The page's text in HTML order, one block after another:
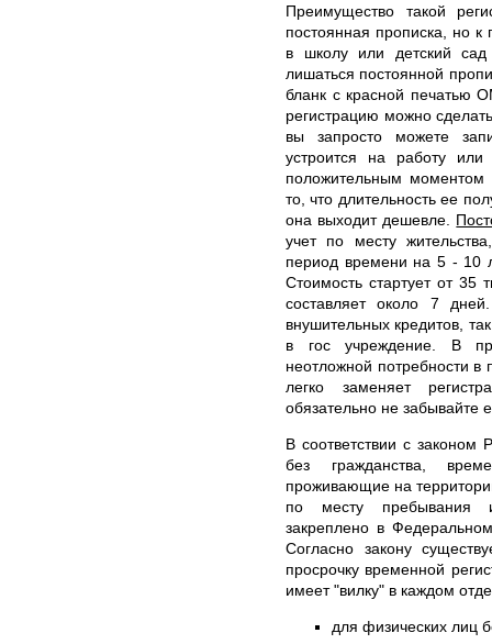
Преимущество такой
постоянная прописка, но
в школу или детский
лишаться постоянной
бланк с красной печатью
регистрацию можно
вы запросто можете
устроится на работу
положительным моментом
то, что длительность ее
она выходит дешевле.
учет по месту
период времени на 5 - 10
Стоимость стартует от
составляет около 7
внушительных кредитов,
в гос учреждение. В
неотложной потребности в
легко заменяет
обязательно не забывайте
В соответствии с
без гражданства,
проживающие на
по месту пребывания
закреплено в
Согласно закону
просрочку временной
имеет "вилку" в каждом
для физических лиц